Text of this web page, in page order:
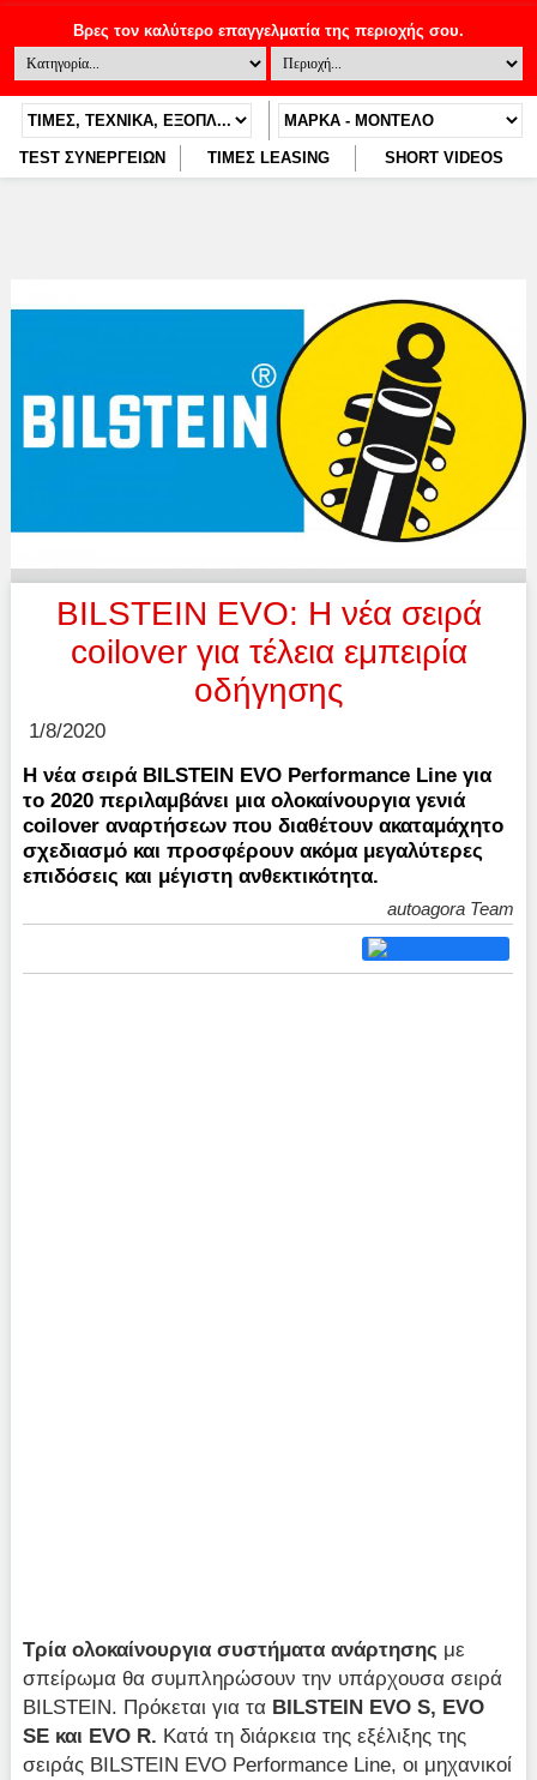
TEST ΣΥΝΕΡΓΕΙΩΝ ΤΙΜΕΣ LEASING SHORT VIDEOS
BILSTEIN EVO: Η νέα σειρά
coilover για τέλεια εμπειρία
οδήγησης
1/8/2020
Η νέα σειρά BILSTEIN EVO Performance Line για
το 2020 περιλαμβάνει μια ολοκαίνουργια γενιά
coilover αναρτήσεων που διαθέτουν ακαταμάχητο
σχεδιασμό και προσφέρουν ακόμα μεγαλύτερες
επιδόσεις και μέγιστη ανθεκτικότητα.
autoagora Team
Τρία ολοκαίνουργια συστήματα ανάρτησης με
σπείρωμα θα συμπληρώσουν την υπάρχουσα σειρά
BILSTEIN. Πρόκεται για τα BILSTEIN EVO S, EVO
SE και EVO R. Κατά τη διάρκεια της εξέλιξης της
σειράς BILSTEIN EVO Performance Line, οι μηχανικοί